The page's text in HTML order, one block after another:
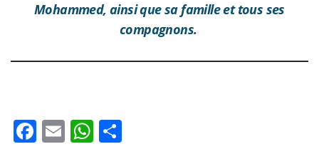
Mohammed, ainsi que sa famille et tous ses
compagnons.
Facebook
EmailWhatsApp